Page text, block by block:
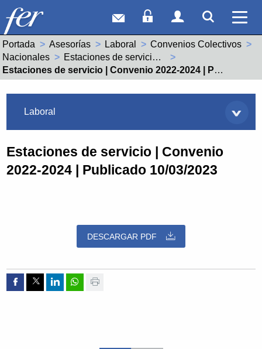
Correo webAcceso Socios
Acceso
Ver
Portada Asesorías Laboral
Convenios Colectivos
Nacionales
Estaciones de servicio (99001995011981)
Actual:
Estaciones de servicio | Convenio 2022-2024 | Publicado 10/03/2023
Laboral
Estaciones de servicio | Convenio
2022-2024 | Publicado 10/03/2023
DESCARGAR PDF
Compartir por Facebook
Compartir por Twitter
Compartir por Linkedin
Compartir por whatsapp
Imprimir